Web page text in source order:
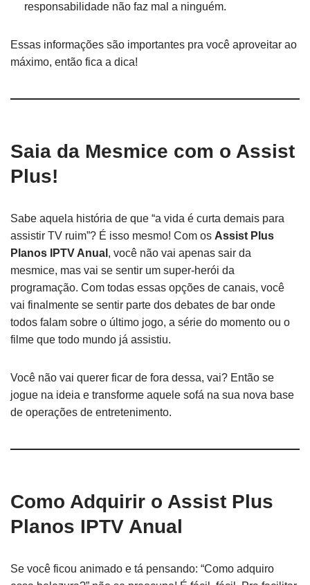
responsabilidade não faz mal a ninguém.
Essas informações são importantes pra você aproveitar ao
máximo, então fica a dica!
Saia da Mesmice com o Assist
Plus!
Sabe aquela história de que “a vida é curta demais para
assistir TV ruim”? É isso mesmo! Com os Assist Plus
Planos IPTV Anual , você não vai apenas sair da
mesmice, mas vai se sentir um super-herói da
programação. Com todas essas opções de canais, você
vai finalmente se sentir parte dos debates de bar onde
todos falam sobre o último jogo, a série do momento ou o
filme que todo mundo já assistiu.
Você não vai querer ficar de fora dessa, vai? Então se
jogue na ideia e transforme aquele sofá na sua nova base
de operações de entretenimento.
Como Adquirir o Assist Plus
Planos IPTV Anual
Se você ficou animado e tá pensando: “Como adquiro